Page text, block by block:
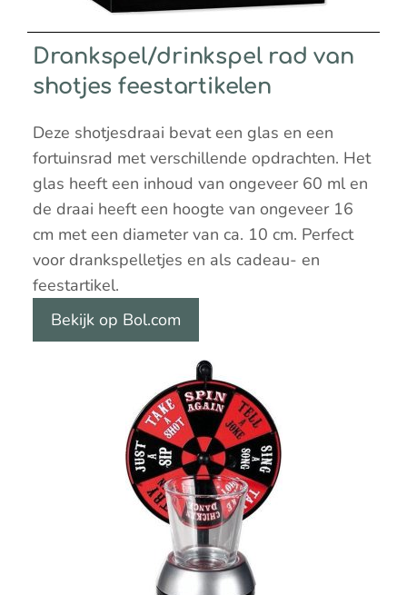
Drankspel/drinkspel rad van
shotjes feestartikelen
Deze shotjesdraai bevat een glas en een
fortuinsrad met verschillende opdrachten. Het
glas heeft een inhoud van ongeveer 60 ml en
de draai heeft een hoogte van ongeveer 16
cm met een diameter van ca. 10 cm. Perfect
voor drankspelletjes en als cadeau- en
feestartikel.
Bekijk op Bol.com